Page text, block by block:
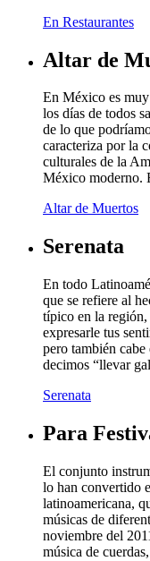
En Restaurantes
Altar de
En México es
los días de todos
de lo que
caracteriza por la
culturales de la
México
Altar de Muertos
Serenata
En todo
que se refiere al
típico en la región,
expresarle tus
pero también
decimos “llevar
Serenata
Para
El conjunto
lo han convertido
latinoamericana,
músicas de
noviembre del
música de